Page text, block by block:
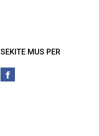
SEKITE MUS PER